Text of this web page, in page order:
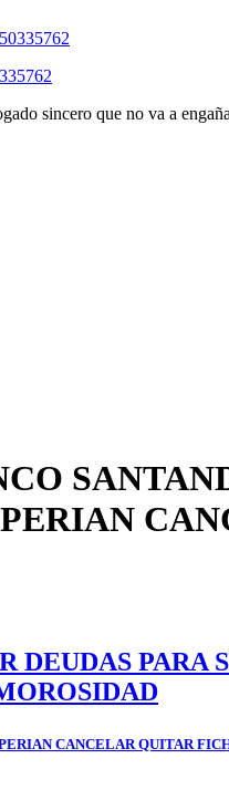
sincero que no va a
DEUDAS PARA
CANCELAR QUITAR